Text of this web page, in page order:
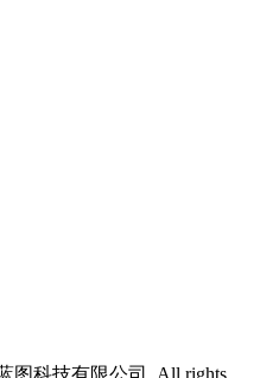
图科技有限公司. All rights